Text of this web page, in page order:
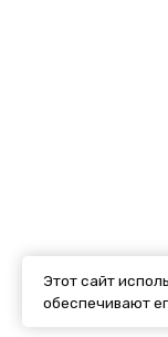
Этот сайт
обеспечивают